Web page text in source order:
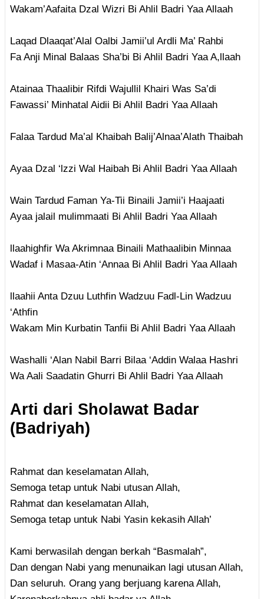
Wakam’Aafaita Dzal Wizri Bi Ahlil Badri Yaa Allaah
Laqad Dlaaqat’Alal Oalbi Jamii’ul Ardli Ma’ Rahbi
Fa Anji Minal Balaas Sha’bi Bi Ahlil Badri Yaa A,llaah
Atainaa Thaalibir Rifdi Wajullil Khairi Was Sa’di
Fawassi’ Minhatal Aidii Bi Ahlil Badri Yaa Allaah
Falaa Tardud Ma’al Khaibah Balij’Alnaa’Alath Thaibah
Ayaa Dzal ‘lzzi Wal Haibah Bi Ahlil Badri Yaa Allaah
Wain Tardud Faman Ya-Tii Binaili Jamii’i Haajaati
Ayaa jalail mulimmaati Bi Ahlil Badri Yaa Allaah
llaahighfir Wa Akrimnaa Binaili Mathaalibin Minnaa
Wadaf i Masaa-Atin ‘Annaa Bi Ahlil Badri Yaa Allaah
llaahii Anta Dzuu Luthfin Wadzuu Fadl-Lin Wadzuu
‘Athfin
Wakam Min Kurbatin Tanfii Bi Ahlil Badri Yaa Allaah
Washalli ‘Alan Nabil Barri Bilaa ‘Addin Walaa Hashri
Wa Aali Saadatin Ghurri Bi Ahlil Badri Yaa Allaah
Arti dari Sholawat Badar
(Badriyah)
Rahmat dan keselamatan Allah,
Semoga tetap untuk Nabi utusan Allah,
Rahmat dan keselamatan Allah,
Semoga tetap untuk Nabi Yasin kekasih Allah’
Kami berwasilah dengan berkah “Basmalah”,
Dan dengan Nabi yang menunaikan lagi utusan Allah,
Dan seluruh. Orang yang berjuang karena Allah,